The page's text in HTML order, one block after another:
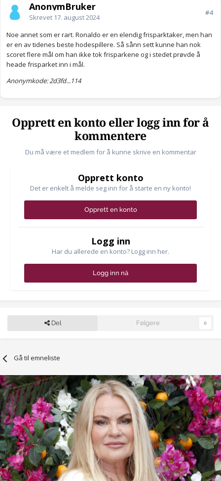
AnonymBruker
Skrevet 17. august 2024
#4
Noe annet som er rart. Ronaldo er en elendig frisparktaker, men han
er en av tidenes beste hodespillere. Så sånn sett kunne han nok
scoret flere mål om han ikke tok frisparkene og i stedet prøvde å
heade frisparket inn i mål.
Anonymkode: 2d3fd...114
Opprett en konto eller logg inn for å
kommentere
Du må være et medlem for å kunne skrive en kommentar
Opprett konto
Det er enkelt å melde seg inn for å starte en ny konto!
Opprett en konto
Logg inn
Har du allerede en konto? Logg inn her.
Logg inn nå
Del Følgere 0
Gå til emneliste